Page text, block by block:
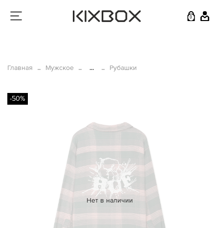
0
Главная Мужское ... Рубашки
Нет в наличии
-50%